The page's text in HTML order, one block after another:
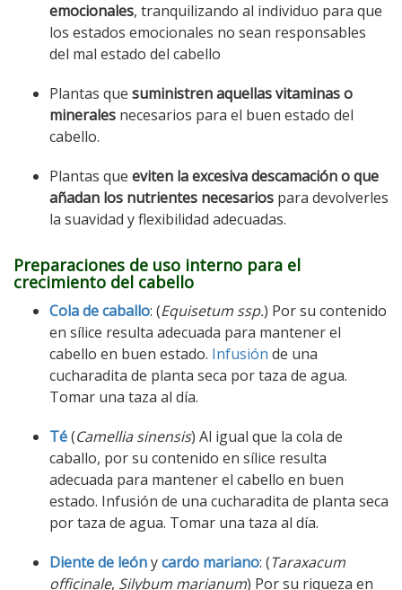
emocionales, tranquilizando al individuo para que
los estados emocionales no sean responsables
del mal estado del cabello
Plantas que suministren aquellas vitaminas o
minerales necesarios para el buen estado del
cabello.
Plantas que eviten la excesiva descamación o que
añadan los nutrientes necesarios para devolverles
la suavidad y flexibilidad adecuadas.
Preparaciones de uso interno para el
crecimiento del cabello
Cola de caballo: (Equisetum ssp.) Por su contenido
en sílice resulta adecuada para mantener el
cabello en buen estado. Infusión de una
cucharadita de planta seca por taza de agua.
Tomar una taza al día.
Té(Camellia sinensis) Al igual que la cola de
caballo, por su contenido en sílice resulta
adecuada para mantener el cabello en buen
estado. Infusión de una cucharadita de planta seca
por taza de agua. Tomar una taza al día.
Diente de leónycardo mariano: (Taraxacum
officinale, Silybum marianum) Por su riqueza en